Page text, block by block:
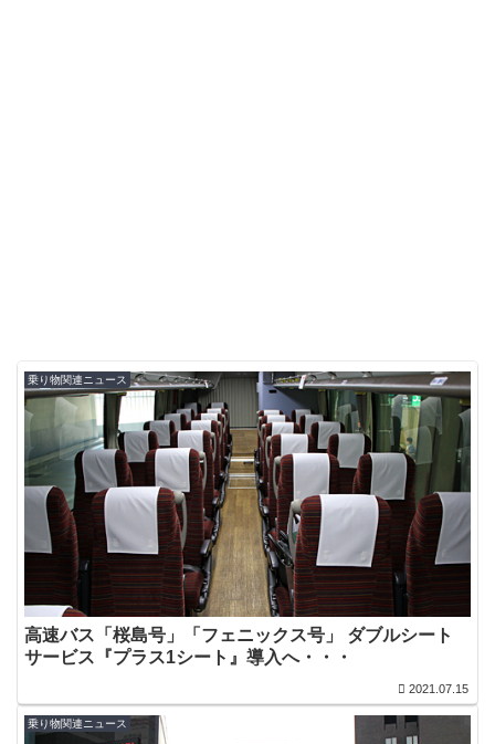
乗り物関連ニュース
高速バス「桜島号」「フェニックス号」 ダブルシート
サービス『プラス1シート』導入へ・・・
2021.07.15
乗り物関連ニュース